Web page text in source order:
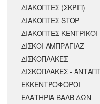
ΔΙΑΚΟΠΤΕΣ (ΣΚΡΙΠ)
ΔΙΑΚΟΠΤΕΣ STOP
ΔΙΑΚΟΠΤΕΣ ΚΕΝΤΡΙΚΟΙ
ΔΙΣΚΟΙ ΑΜΠΡΑΓΙΑΖ
ΔΙΣΚΟΠΛΑΚΕΣ
ΔΙΣΚΟΠΛΑΚΕΣ -
ΕΚΚΕΝΤΡΟΦΟΡΟΙ
ΕΛΑΤΗΡΙΑ ΒΑΛΒΙΔΩΝ